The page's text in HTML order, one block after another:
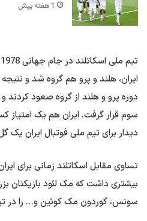
1 هفته پیش
ایران، هلند و پرو هم گروه شد و
دوره پرو و ​​هلند از گروه صعود کردند و
سوم قرار گرفت. ایران هم یک امتیاز
دیدار برای تیم ملی فوتبال ایران یک
تساوی مقابل اسکاتلند زمانی برای
بیشتری داشت که مک لئود بازیکنان
سونس، گوردون مک کوئین و… را در